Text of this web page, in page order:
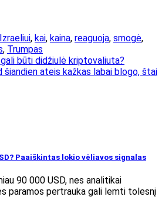
Izraeliui, kai, kaina, reaguoja, smogė,
, Trumpas
būti didžiulė kriptovaliuta?
šiandien ateis kažkas labai blogo, štai
Paaiškintas lokio vėliavos signalas
90 000 USD, nes analitikai
paramos pertrauka gali lemti tolesnį